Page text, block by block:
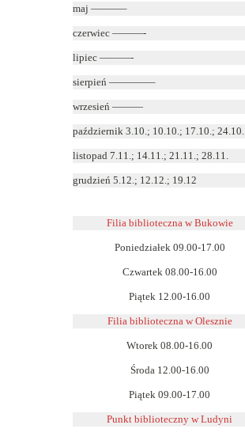
maj ———–
czerwiec ———-
lipiec ———-
sierpień ————–
wrzesień ———
październik 3.10.; 10.10.; 17.10.; 24.10.
listopad 7.11.; 14.11.; 21.11.; 28.11.
grudzień 5.12.; 12.12.; 19.12
Filia biblioteczna w Bukowie
Poniedziałek 09.00-17.00
Czwartek 08.00-16.00
Piątek 12.00-16.00
Filia biblioteczna w Olesznie
Wtorek 08.00-16.00
Środa 12.00-16.00
Piątek 09.00-17.00
Punkt biblioteczny w Ludyni